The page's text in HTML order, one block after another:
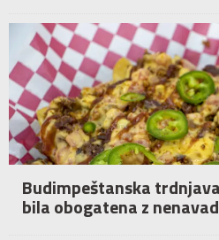
Budimpeštanska
bila obogatena z